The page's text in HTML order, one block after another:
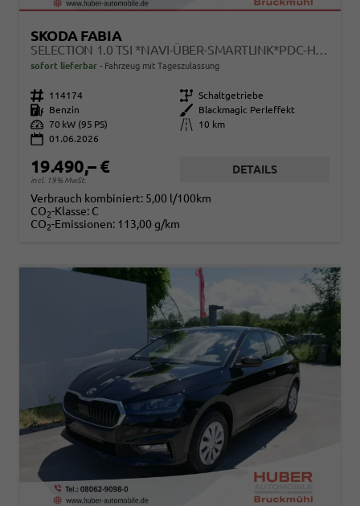
SKODA FABIA
SELECTION 1.0 TSI *NAVI-ÜBER-SMARTLINK*PDC-HI*LED*SHZ*KLIMA*RADIO
sofort lieferbar Fahrzeug mit Tageszulassung
Fahrzeugnr. 114174 Getriebe Schaltgetriebe
Kraftstoff
Benzin Außenfarbe
Blackmagic Perleffekt
Leistung 70 kW (95 PS) Kilometerstand
10 km
01.06.2026
19.490,– €
incl. 19% MwSt.
DETAILS
Verbrauch kombiniert: 5,00 l/100km
CO2-Klasse: C
CO2-Emissionen: 113,00 g/km